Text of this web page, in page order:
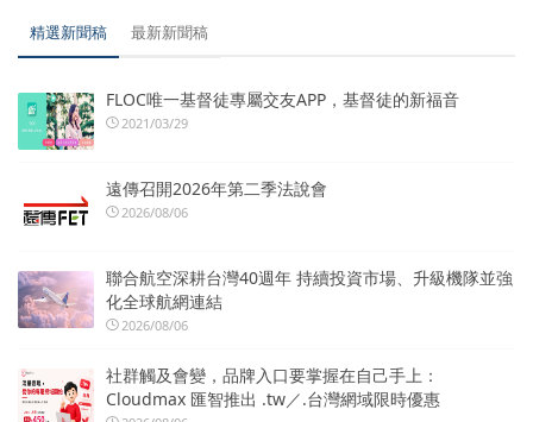
精選新聞稿 最新新聞稿
FLOC唯一基督徒專屬交友APP，基督徒的新福音
2021/03/29
遠傳召開2026年第二季法說會
2026/08/06
聯合航空深耕台灣40週年 持續投資市場、升級機隊並強
化全球航網連結
2026/08/06
社群觸及會變，品牌入口要掌握在自己手上：
Cloudmax 匯智推出 .tw／.台灣網域限時優惠